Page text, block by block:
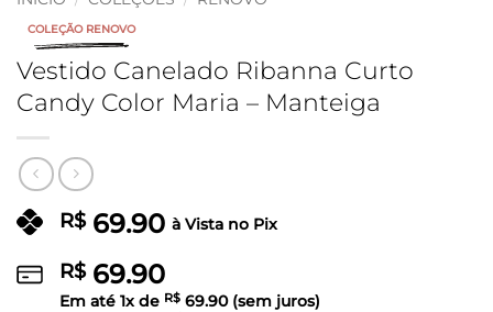
COLEÇÃO RENOVO
Vestido Canelado Ribanna Curto
Candy Color Maria – Manteiga
R$69.90 à Vista no Pix
R$69.90
Em até 1x de R$ 69.90(sem juros)